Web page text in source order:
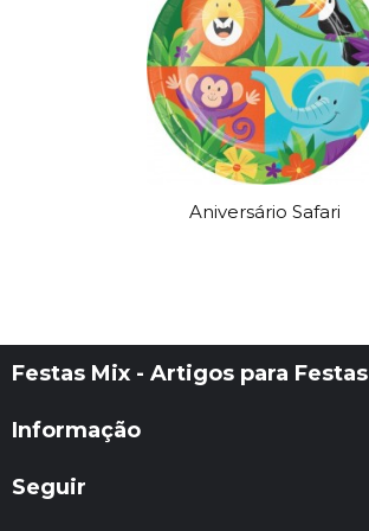
Aniversário Safari
Festas Mix - Artigos para Festas
Informação
Seguir